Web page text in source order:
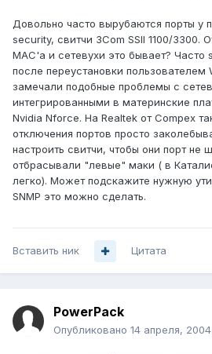
Довольно часто вырубаются порты у
security, свитчи 3Com SSII 1100/3300.
MAC'а и сетевухи это бывает? Часто
после переустановки пользователем
замечали подобные проблемы с
интегрированными в материнские
Nvidia Nforce. На Realtek от Compex
отключения портов просто
настроить свитчи, чтобы они порт не
отбрасывали "левые" маки ( в
легко). Может подскажите нужную
SNMP это можно сделать.
Вставить ник Цитата
PowerPack
Опубликовано 14 апреля, 2004